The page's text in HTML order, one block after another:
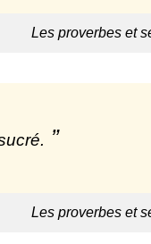
Les proverbes et
Les proverbes et